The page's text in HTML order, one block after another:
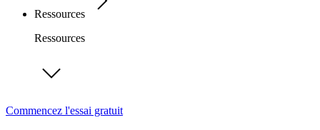
Ressources
Ressources
Commencez l'essai gratuit